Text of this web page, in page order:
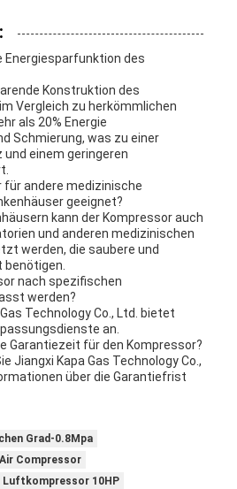
Energiesparfunktion des
Konstruktion des
Vergleich zu herkömmlichen
als 20% Energie
Schmierung, was zu einer
einem geringeren
für andere medizinische
geeignet?
kann der Kompressor auch
und anderen medizinischen
werden, die saubere und
benötigen.
nach spezifischen
werden?
Technology Co., Ltd. bietet
an.
Garantiezeit für den Kompressor?
Jiangxi Kapa Gas Technology Co.,
über die Garantiefrist
Grad-0.8Mpa
Compressor
Luftkompressor 10HP